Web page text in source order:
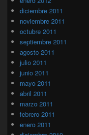
diciembre 2011
noviembre 2011
octubre 2011
septiembre 2011
agosto 2011
julio 2011
junio 2011
mayo 2011
abril 2011
marzo 2011
febrero 2011
enero 2011